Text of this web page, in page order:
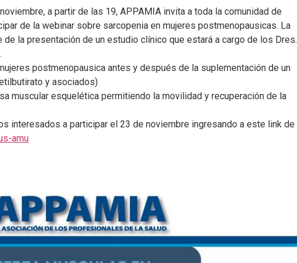
a partir de las 19, APPAMIA invita a toda la comunidad de
de la webinar sobre sarcopenia en mujeres postmenopausicas. La
la presentación de un estudio clínico que estará a cargo de los Dres.
postmenopausica antes y después de la suplementación de un
y asociados)
muscular esquelética permitiendo la movilidad y recuperación de la
interesados a participar el 23 de noviembre ingresando a este link de
amu